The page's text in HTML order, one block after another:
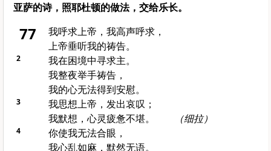
亚萨的诗，照耶杜顿的做法，交给乐长。
77
我呼求上帝，我高声呼求，
上帝垂听我的祷告。
2
我在困境中寻求主。
我整夜举手祷告，
我的心无法得到安慰。
3
我思想上帝，发出哀叹；
我默想，心灵疲惫不堪。
（细拉）
4
你使我无法合眼，
我心乱如麻，默然无语。